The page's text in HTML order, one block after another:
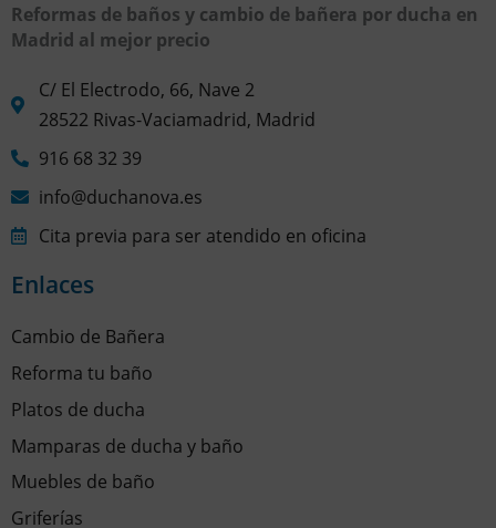
Reformas de baños y cambio de bañera por ducha en
Madrid al mejor precio
C/ El Electrodo, 66, Nave 2
28522 Rivas-Vaciamadrid, Madrid
916 68 32 39
info@duchanova.es
Cita previa para ser atendido en oficina
Enlaces
Cambio de Bañera
Reforma tu baño
Platos de ducha
Mamparas de ducha y baño
Muebles de baño
Griferías